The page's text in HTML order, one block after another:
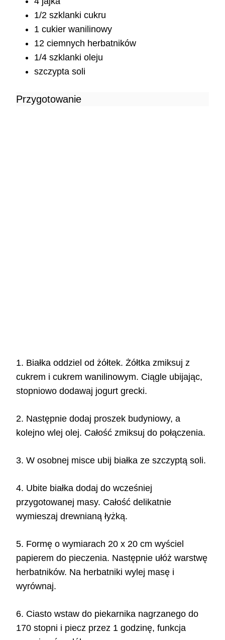
1/2 szklanki cukru
1 cukier wanilinowy
12 ciemnych herbatników
1/4 szklanki oleju
szczypta soli
Przygotowanie
1. Białka oddziel od żółtek. Żółtka zmiksuj z
cukrem i cukrem wanilinowym. Ciągle ubijając,
stopniowo dodawaj jogurt grecki.
2. Następnie dodaj proszek budyniowy, a
kolejno wlej olej. Całość zmiksuj do połączenia.
3. W osobnej misce ubij białka ze szczyptą soli.
4. Ubite białka dodaj do wcześniej
przygotowanej masy. Całość delikatnie
wymieszaj drewnianą łyżką.
5. Formę o wymiarach 20 x 20 cm wyściel
papierem do pieczenia. Następnie ułóż warstwę
herbatników. Na herbatniki wylej masę i
wyrównaj.
6. Ciasto wstaw do piekarnika nagrzanego do
170 stopni i piecz przez 1 godzinę, funkcja